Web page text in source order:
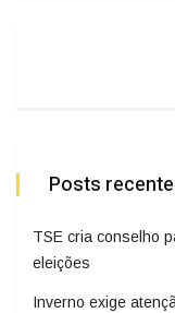
Posts
TSE cria conselho
eleições
Inverno exige